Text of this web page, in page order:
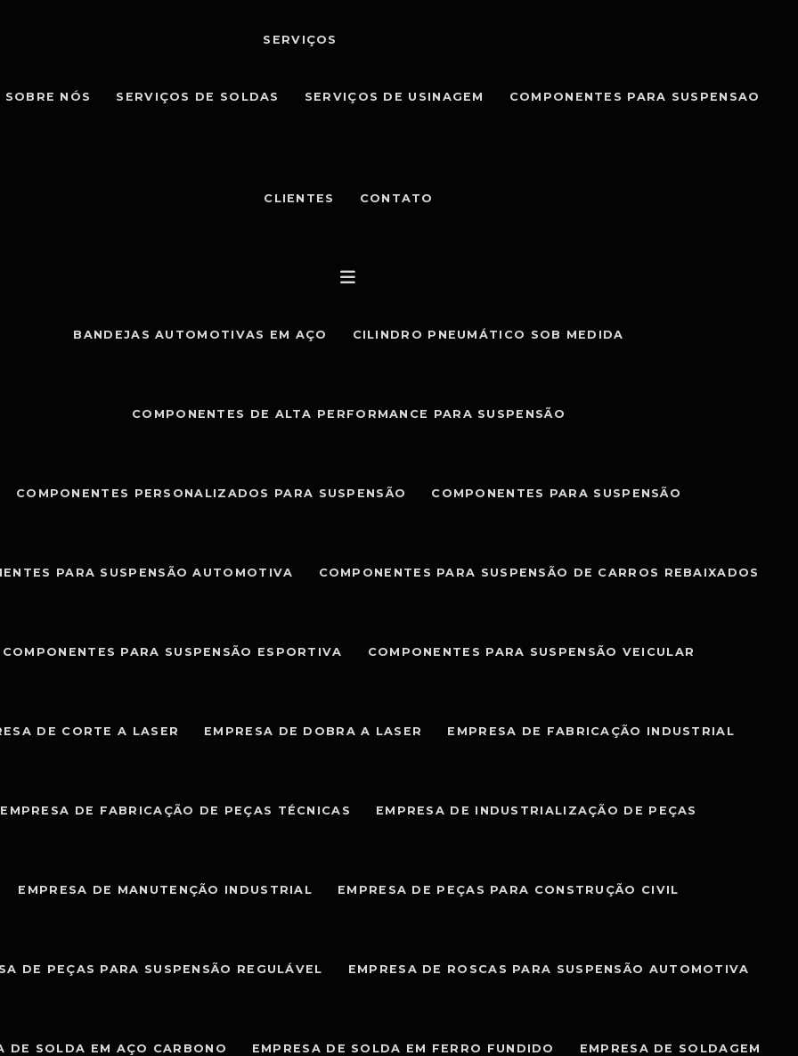
SOBRE NÓS
SERVIÇOS
SERVIÇOS DE SOLDAS SERVIÇOS DE USINAGEM COMPONENTES PARA SUSPENSAO
CLIENTES CONTATO
BANDEJAS AUTOMOTIVAS EM AÇO CILINDRO PNEUMÁTICO SOB MEDIDA
COMPONENTES DE ALTA PERFORMANCE PARA SUSPENSÃO
COMPONENTES PERSONALIZADOS PARA SUSPENSÃO COMPONENTES PARA SUSPENSÃO
PARA SUSPENSÃO AUTOMOTIVA COMPONENTES PARA SUSPENSÃO DE CARROS REBAIXADOS
COMPONENTES PARA SUSPENSÃO ESPORTIVA COMPONENTES PARA SUSPENSÃO VEICULAR
DE CORTE A LASER EMPRESA DE DOBRA A LASER EMPRESA DE FABRICAÇÃO INDUSTRIAL
EMPRESA DE FABRICAÇÃO DE PEÇAS TÉCNICAS EMPRESA DE INDUSTRIALIZAÇÃO DE PEÇAS
EMPRESA DE MANUTENÇÃO INDUSTRIAL EMPRESA DE PEÇAS PARA CONSTRUÇÃO CIVIL
DE PEÇAS PARA SUSPENSÃO REGULÁVEL EMPRESA DE ROSCAS PARA SUSPENSÃO AUTOMOTIVA
DE SOLDA EM AÇO CARBONO EMPRESA DE SOLDA EM FERRO FUNDIDO EMPRESA DE SOLDAGEM